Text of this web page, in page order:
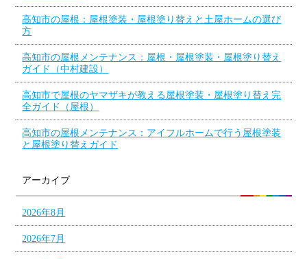
高知市の屋根：屋根塗装・屋根塗り替えと土屋ホームの選び
方
高知市の屋根メンテナンス：屋根・屋根塗装・屋根塗り替え
ガイド（中村建設）
高知市で屋根のヤマザキが教える屋根塗装・屋根塗り替え完
全ガイド（屋根）
高知市の屋根メンテナンス：アイフルホームで行う屋根塗装
と屋根塗り替えガイド
アーカイブ
2026年8月
2026年7月